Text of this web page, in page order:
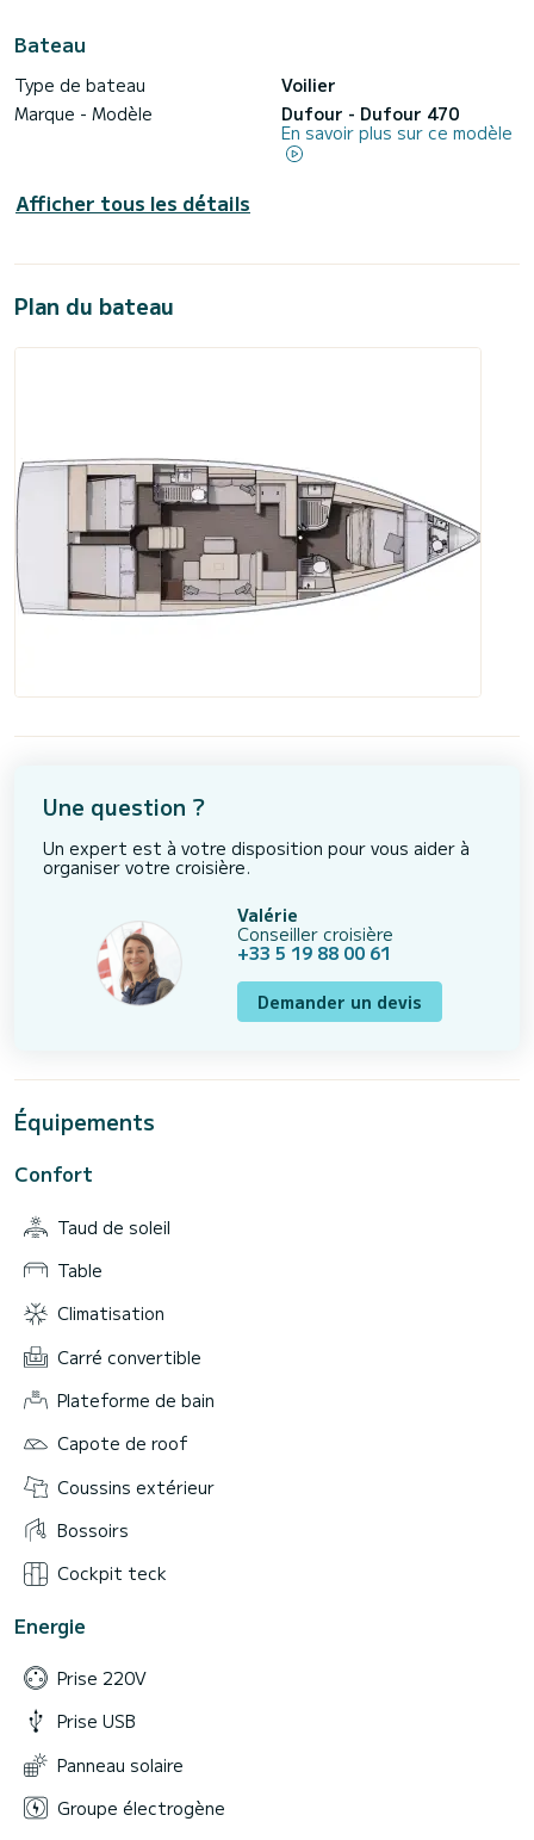
Bateau
Type de bateau
Voilier
Marque - Modèle
Dufour - Dufour 470
En savoir plus sur ce modèle
Afficher tous les détails
Plan du bateau
Une question ?
Un expert est à votre disposition pour vous aider à
organiser votre croisière.
Valérie
Conseiller croisière
+33 5 19 88 00 61
Demander un devis
Équipements
Confort
Taud de soleil
Table
Climatisation
Carré convertible
Plateforme de bain
Capote de roof
Coussins extérieur
Bossoirs
Cockpit teck
Energie
Prise 220V
Prise USB
Panneau solaire
Groupe électrogène